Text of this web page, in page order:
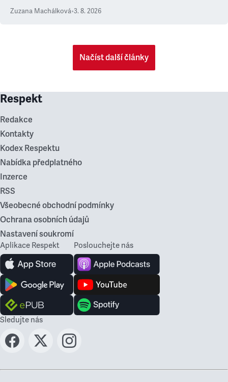
Zuzana Machálková•3. 8. 2026
Načíst další články
Respekt
Redakce
Kontakty
Kodex Respektu
Nabídka předplatného
Inzerce
RSS
Všeobecné obchodní podmínky
Ochrana osobních údajů
Nastavení soukromí
Aplikace Respekt Poslouchejte nás
Sledujte nás